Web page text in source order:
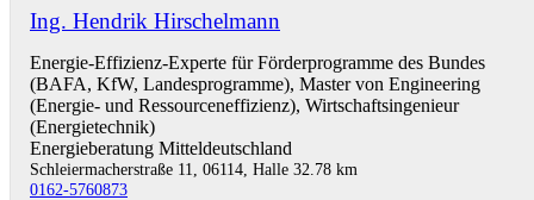
Ing. Hendrik Hirschelmann
Energie-Effizienz-Experte für Förderprogramme des Bundes
(BAFA, KfW, Landesprogramme), Master von Engineering
(Energie- und Ressourceneffizienz), Wirtschaftsingenieur
(Energietechnik)
Energieberatung Mitteldeutschland
Schleiermacherstraße 11, 06114, Halle 32.78 km
0162-5760873